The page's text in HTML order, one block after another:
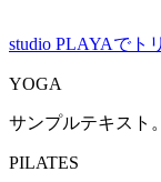
studio PLAYAでト
YOGA
サンプルテキスト
PILATES